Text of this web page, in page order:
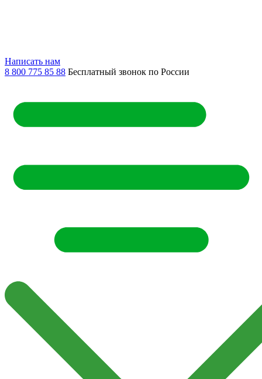
Написать нам
8 800 775 85 88 Бесплатный звонок по России